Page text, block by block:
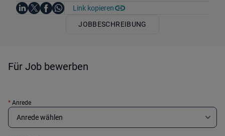
Teile diesen Job
Auf LinkedIn teilen
Auf X teilen
Auf Facebook teilen
Auf WhatsApp teilen
Link kopieren
JOBBESCHREIBUNG
Für Job bewerben
* Anrede